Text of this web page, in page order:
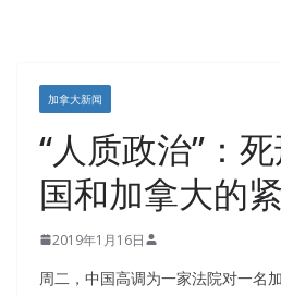
加拿大新闻
“人质政治”：
国和加拿大的
2019年1月16日
周二，中国高调为一家法院对一名